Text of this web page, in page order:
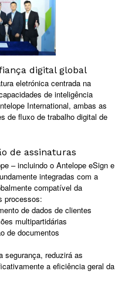
digital global
eletrónica centrada na
de inteligência
International, ambas as
de fluxo de trabalho digital de
de assinaturas
– incluindo o Antelope eSign e
integradas com a
compatível da
processos:
de dados de clientes
multipartidárias
de documentos
segurança, reduzirá as
a eficiência geral da